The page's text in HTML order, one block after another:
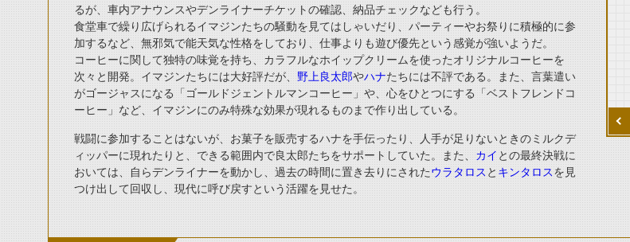
るが、車内アナウンスやデンライナーチケットの確認、納品チェックなども行う。
食堂車で繰り広げられるイマジンたちの騒動を見てはしゃいだり、パーティーやお祭りに積極的に参
加するなど、無邪気で能天気な性格をしており、仕事よりも遊び優先という感覚が強いようだ。
コーヒーに関して独特の味覚を持ち、カラフルなホイップクリームを使ったオリジナルコーヒーを
次々と開発。イマジンたちには大好評だが、 野上良太郎やハナたちには不評である。また、言葉遣い
がゴージャスになる「ゴールドジェントルマンコーヒー」や、心をひとつにする「ベストフレンドコ
ーヒー」など、イマジンにのみ特殊な効果が現れるものまで作り出している。
戦闘に参加することはないが、お菓子を販売するハナを手伝ったり、人手が足りないときのミルクデ
ィッパーに現れたりと、できる範囲内で良太郎たちをサポートしていた。また、 カイ との最終決戦に
おいては、自らデンライナーを動かし、過去の時間に置き去りにされたウラタロス と キンタロスを見
つけ出して回収し、現代に呼び戻すという活躍を見せた。
thumbnail Next